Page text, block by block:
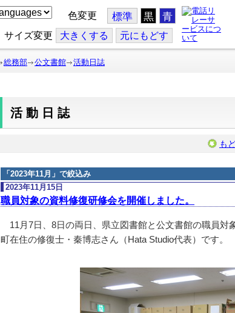
色変更 標準 黒 青
サイズ変更 大きくする 元にもどす
総務部 公文書館 活動日誌
活動日誌
も
「 2023年11月 」で絞込み
2023年11月15日
職員対象の資料修復研修会を開催しました。
11月7日、8日の両日、県立図書館と公文書館の職員対
町在住の修復士・秦博志さん（Hata Studio代表）です。